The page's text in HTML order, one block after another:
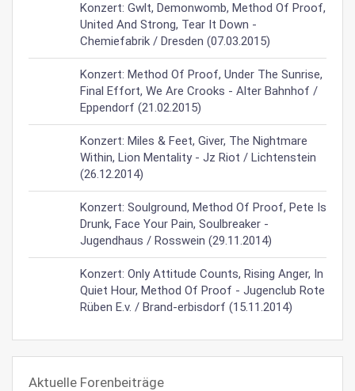
Konzert: Gwlt, Demonwomb, Method Of Proof,
United And Strong, Tear It Down -
Chemiefabrik / Dresden (07.03.2015)
Konzert: Method Of Proof, Under The Sunrise,
Final Effort, We Are Crooks - Alter Bahnhof /
Eppendorf (21.02.2015)
Konzert: Miles & Feet, Giver, The Nightmare
Within, Lion Mentality - Jz Riot / Lichtenstein
(26.12.2014)
Konzert: Soulground, Method Of Proof, Pete Is
Drunk, Face Your Pain, Soulbreaker -
Jugendhaus / Rosswein (29.11.2014)
Konzert: Only Attitude Counts, Rising Anger, In
Quiet Hour, Method Of Proof - Jugenclub Rote
Rüben E.v. / Brand-erbisdorf (15.11.2014)
Aktuelle Forenbeiträge